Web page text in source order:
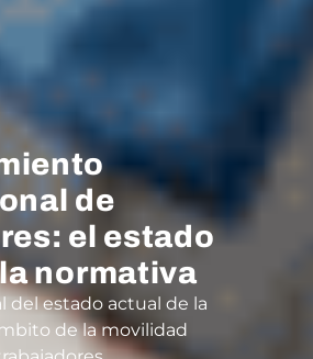
de
el estado
normativa
del estado actual de la
de la movilidad